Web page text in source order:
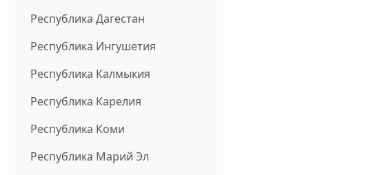
Республика Дагестан
Республика Ингушетия
Республика Калмыкия
Республика Карелия
Республика Коми
Республика Марий Эл